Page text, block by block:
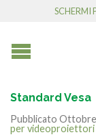
SCHERMI
Standard Vesa
Pubblicato Ottobre
per videoproiettori